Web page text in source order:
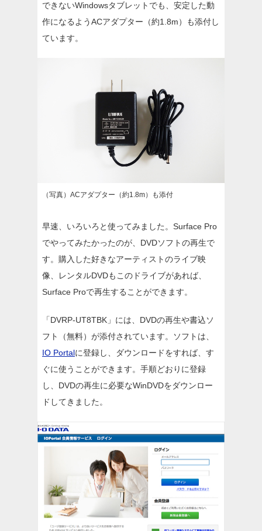
できないWindowsタブレットでも、安定した動
作になるようACアダプター（約1.8m）も添付し
ています。
（写真）ACアダプター（約1.8m）も添付
早速、いろいろと使ってみました。Surface Pro
でやってみたかったのが、DVDソフトの再生で
す。購入した好きなアーティストのライブ映
像、レンタルDVDもこのドライブがあれば、
Surface Proで再生することができます。
「DVRP-UT8TBK」には、DVDの再生や書込ソ
フト（無料）が添付されています。ソフトは、
IO Portalに登録し、ダウンロードをすれば、す
ぐに使うことができます。手順どおりに登録
し、DVDの再生に必要なWinDVDをダウンロー
ドしてきました。